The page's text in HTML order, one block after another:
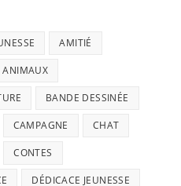
AMITIÉ
ANIMAUX
BANDE DESSINÉE
CAMPAGNE CHAT
CONTES
DÉDICACE JEUNESSE